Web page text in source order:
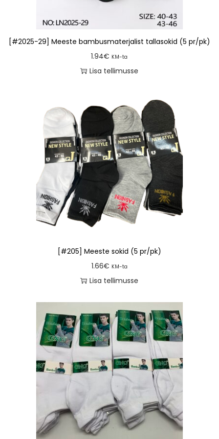
[#2025-29] Meeste bambusmaterjalist tallasokid (5 pr/pk)
1.94€ KM-ta
Lisa tellimusse
[#205] Meeste sokid (5 pr/pk)
1.66€ KM-ta
Lisa tellimusse